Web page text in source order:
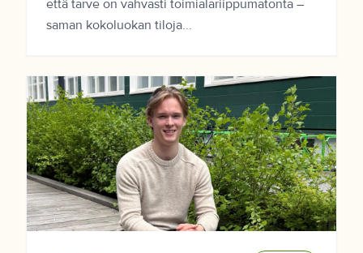
että tarve on vahvasti toimialariippumatonta –
saman kokoluokan tiloja...